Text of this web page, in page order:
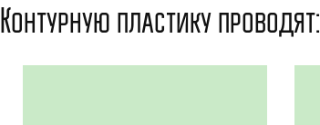
Контурную пластику проводят: